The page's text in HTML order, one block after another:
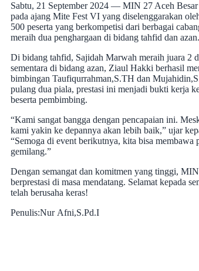
Sabtu, 21 September 2024 — MIN 27 Aceh
pada ajang Mite Fest VI yang diselenggarakan
500 peserta yang berkompetisi dari berbagai
meraih dua penghargaan di bidang tahfid dan azan.
Di bidang tahfid, Sajidah Marwah meraih juara 2
sementara di bidang azan, Ziaul Hakki berhasil
bimbingan Taufiqurrahman,S.TH dan
pulang dua piala, prestasi ini menjadi bukti kerja
beserta pembimbing.
“Kami sangat bangga dengan pencapaian ini.
kami yakin ke depannya akan lebih baik,” ujar
“Semoga di event berikutnya, kita bisa membawa
gemilang.”
Dengan semangat dan komitmen yang tinggi,
berprestasi di masa mendatang. Selamat kepada
telah berusaha keras!
Penulis:Nur Afni,S.Pd.I